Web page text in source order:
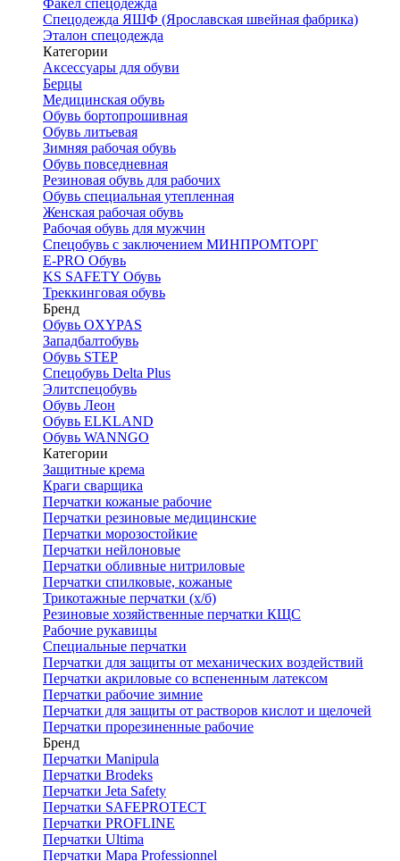
Факел спецодежда
Спецодежда ЯШФ (Ярославская швейная фабрика)
Эталон спецодежда
Категории
Аксессуары для обуви
Берцы
Медицинская обувь
Обувь бортопрошивная
Обувь литьевая
Зимняя рабочая обувь
Обувь повседневная
Резиновая обувь для рабочих
Обувь специальная утепленная
Женская рабочая обувь
Рабочая обувь для мужчин
Спецобувь с заключением МИНПРОМТОРГ
E-PRO Обувь
KS SAFETY Обувь
Треккинговая обувь
Бренд
Обувь OXYPAS
Западбалтобувь
Обувь STEP
Спецобувь Delta Plus
Элитспецобувь
Обувь Леон
Обувь ELKLAND
Обувь WANNGO
Категории
Защитные крема
Краги сварщика
Перчатки кожаные рабочие
Перчатки резиновые медицинские
Перчатки морозостойкие
Перчатки нейлоновые
Перчатки обливные нитриловые
Перчатки спилковые, кожаные
Трикотажные перчатки (х/б)
Резиновые хозяйственные перчатки КЩС
Рабочие рукавицы
Специальные перчатки
Перчатки для защиты от механических воздействий
Перчатки акриловые со вспененным латексом
Перчатки рабочие зимние
Перчатки для защиты от растворов кислот и щелочей
Перчатки прорезиненные рабочие
Бренд
Перчатки Manipula
Перчатки Brodeks
Перчатки Jeta Safety
Перчатки SAFEPROTECT
Перчатки PROFLINE
Перчатки Ultima
Перчатки Мара Professionnel